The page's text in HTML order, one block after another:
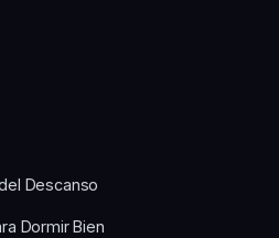
Descanso
Dormir Bien